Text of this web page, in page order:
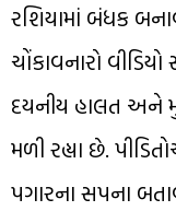
રશિયામાં બંધક
ચોંકાવનારો
દયનીય હાલત અને
મળી રહ્યા છે.
પગારના સપના